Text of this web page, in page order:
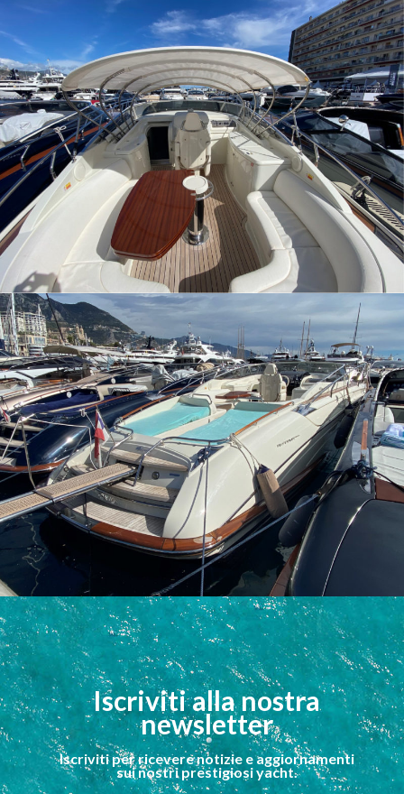
Iscriviti alla nostra
newsletter
Iscriviti per ricevere notizie e aggiornamenti
sui nostri prestigiosi yacht.